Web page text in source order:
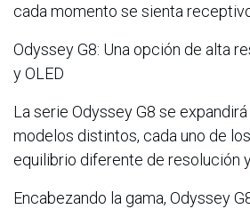
cada momento se sienta
Odyssey G8: Una opción de alta
y OLED
La serie Odyssey G8 se
modelos distintos, cada uno de
equilibrio diferente de resolución
Encabezando la gama, Odyssey